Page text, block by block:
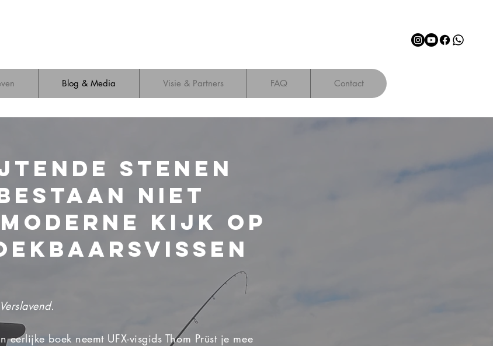
Blog & Media Visie & Partners FAQ Contact
Stenen
Niet
moderne kijk op
eerlijke boek neemt UFX-visgids Thom Prüst je mee